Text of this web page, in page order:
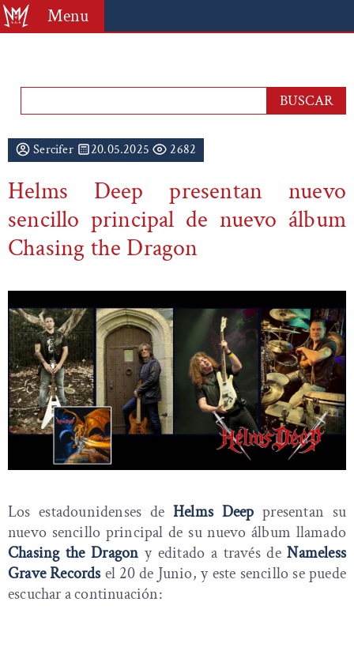
Menu
Sercifer 20.05.2025 2682
Helms Deep presentan nuevo
sencillo principal de nuevo álbum
Chasing the Dragon
Los estadounidenses de Helms Deep presentan su
nuevo sencillo principal de su nuevo álbum llamado
Chasing the Dragon y editado a través deNameless
Grave Recordsel 20 de Junio, y este sencillo se puede
escuchar a continuación: